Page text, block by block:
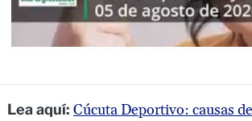
Lea aquí: Cúcuta Deportivo: causas